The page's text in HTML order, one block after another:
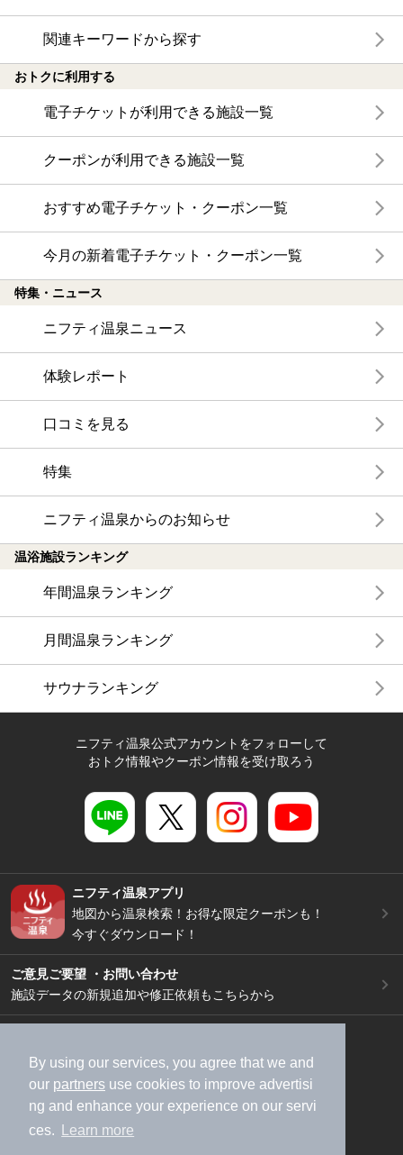
By using our services, you agree that we and
our partners use cookies to improve advertisi
ng and enhance your experience on our servi
ces.
Learn more
関連キーワードから探す
おトクに利用する
電子チケットが利用できる施設一覧
クーポンが利用できる施設一覧
おすすめ電子チケット・クーポン一覧
今月の新着電子チケット・クーポン一覧
特集・ニュース
ニフティ温泉ニュース
体験レポート
口コミを見る
特集
ニフティ温泉からのお知らせ
温浴施設ランキング
年間温泉ランキング
月間温泉ランキング
サウナランキング
ニフティ温泉公式アカウントをフォローして
おトク情報やクーポン情報を受け取ろう
ニフティ温泉アプリ
地図から温泉検索！お得な限定クーポンも！
今すぐダウンロード！
ご意見ご要望 ・お問い合わせ
施設データの新規追加や修正依頼もこちらから
加盟店募集（資料請求）
広告出稿のご案内
利用規約
ライフスタイルMEMBERS+規約
特定商取引法に基づく表記
ヘルプ
採用情報
運営会社